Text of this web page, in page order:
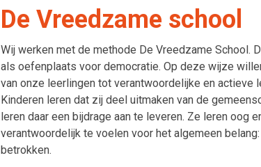
De Vreedzame school
Wij werken met de methode De Vreedzame School.
als oefenplaats voor democratie. Op deze wijze
van onze leerlingen tot verantwoordelijke en actieve
Kinderen leren dat zij deel uitmaken van de
leren daar een bijdrage aan te leveren. Ze leren oog
verantwoordelijk te voelen voor het algemeen
betrokken.